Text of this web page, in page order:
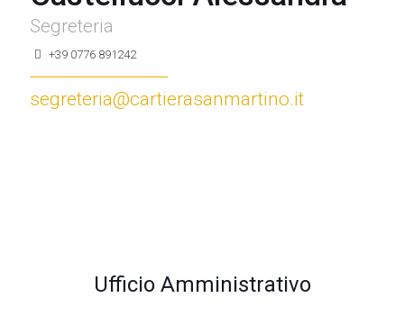
Segreteria
+39 0776 891242
segreteria@cartierasanmartino.it
Ufficio Amministrativo